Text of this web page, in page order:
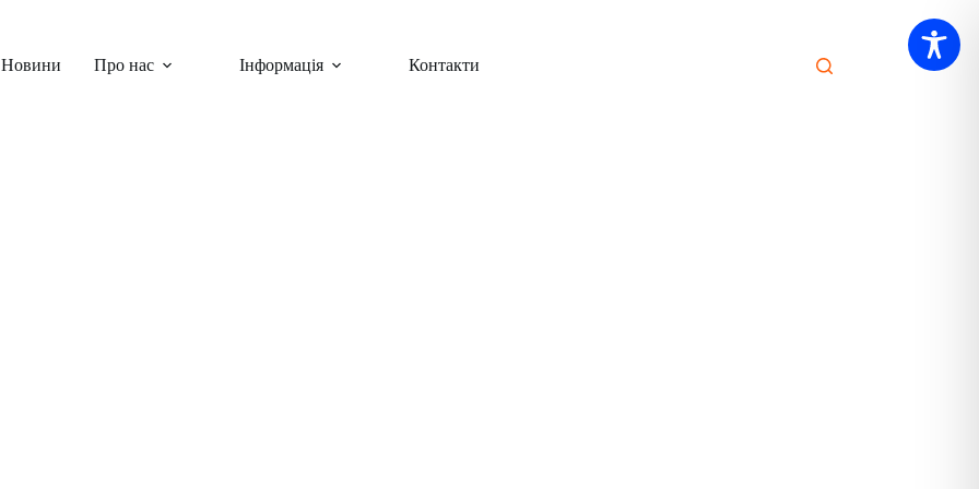
Новини Про нас Інформація Контакти